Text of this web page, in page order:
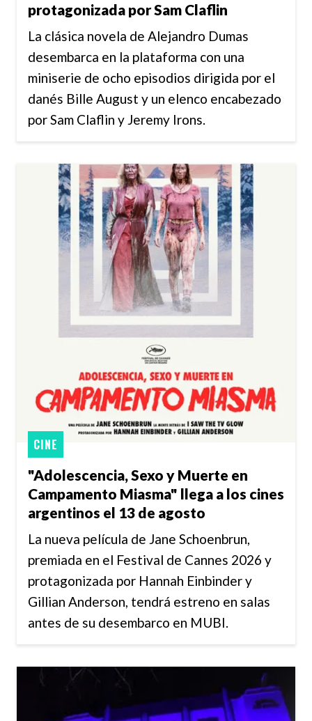
protagonizada por Sam Claflin
La clásica novela de Alejandro Dumas
desembarca en la plataforma con una
miniserie de ocho episodios dirigida por el
danés Bille August y un elenco encabezado
por Sam Claflin y Jeremy Irons.
"Adolescencia, Sexo y Muerte en
Campamento Miasma" llega a los cines
argentinos el 13 de agosto
CINE
La nueva película de Jane Schoenbrun,
premiada en el Festival de Cannes 2026 y
protagonizada por Hannah Einbinder y
Gillian Anderson, tendrá estreno en salas
antes de su desembarco en MUBI.